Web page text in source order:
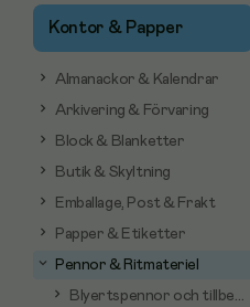
Kontor & Papper
Almanackor & Kalendrar
Arkivering & Förvaring
Block & Blanketter
Butik & Skyltning
Emballage, Post & Frakt
Papper & Etiketter
Pennor & Ritmateriel
Blyertspennor och tillbehör